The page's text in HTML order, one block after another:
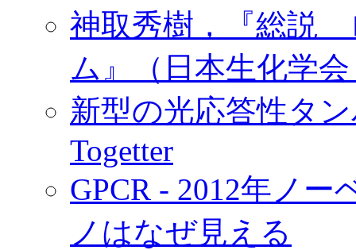
神取秀樹，『総説
ム』（日本生化学会
新型の光応答性タ
Togetter
GPCR - 2012年ノ
ノはなぜ見える